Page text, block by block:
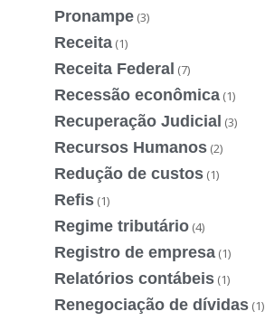
Pronampe (3)
Receita (1)
Receita Federal (7)
Recessão econômica (1)
Recuperação Judicial (3)
Recursos Humanos (2)
Redução de custos (1)
Refis (1)
Regime tributário (4)
Registro de empresa (1)
Relatórios contábeis (1)
Renegociação de dívidas (1)